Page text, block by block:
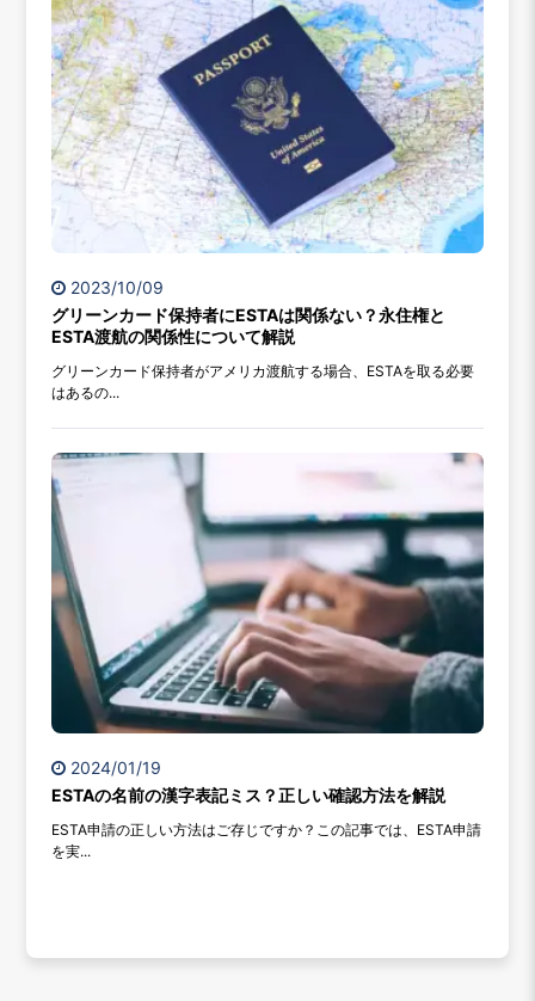
2023/10/09
グリーンカード保持者にESTAは関係ない？永住権と
ESTA渡航の関係性について解説
グリーンカード保持者がアメリカ渡航する場合、ESTAを取る必要
はあるの...
2024/01/19
ESTAの名前の漢字表記ミス？正しい確認方法を解説
ESTA申請の正しい方法はご存じですか？この記事では、ESTA申請
を実...